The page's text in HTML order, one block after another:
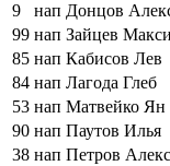
9
нап Донцов
99 нап Зайцев
85 нап Кабисов Лев
84 нап Лагода Глеб
53 нап Матвейко Ян
90 нап Паутов Илья
38 нап Петров